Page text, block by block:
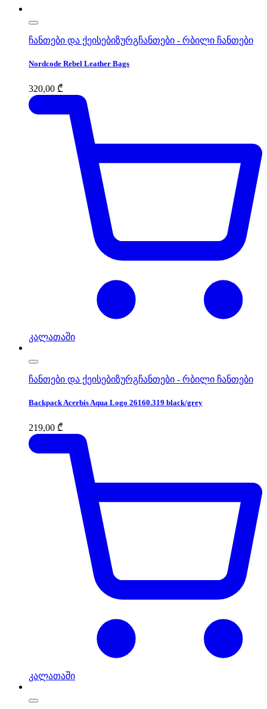
ჩანთები და ქეისებიზურგჩანთები - რბილი ჩანთები
Nordcode Rebel Leather Bags
320,00 ₾
კალათაში
ჩანთები და ქეისებიზურგჩანთები - რბილი ჩანთები
Backpack Acerbis Aqua Logo 26160.319 black/grey
219,00 ₾
კალათაში